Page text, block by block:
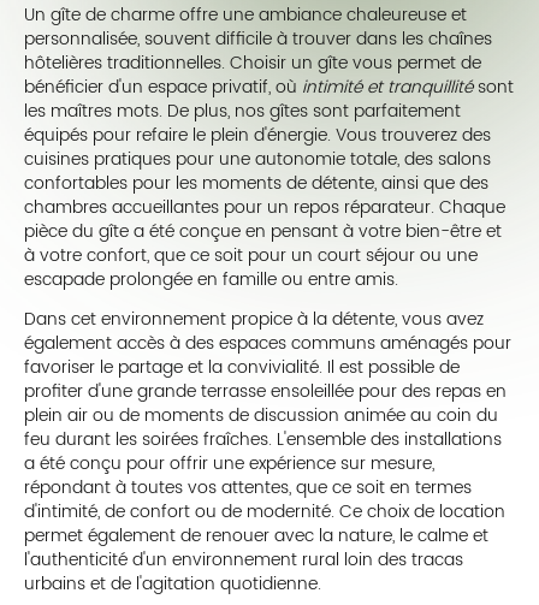
Un gîte de charme offre une ambiance chaleureuse et
personnalisée, souvent difficile à trouver dans les chaînes
hôtelières traditionnelles. Choisir un gîte vous permet de
bénéficier d'un espace privatif, où intimité et tranquillitésont
les maîtres mots. De plus, nos gîtes sont parfaitement
équipés pour refaire le plein d'énergie. Vous trouverez des
cuisines pratiques pour une autonomie totale, des salons
confortables pour les moments de détente, ainsi que des
chambres accueillantes pour un repos réparateur. Chaque
pièce du gîte a été conçue en pensant à votre bien-être et
à votre confort, que ce soit pour un court séjour ou une
escapade prolongée en famille ou entre amis.
Dans cet environnement propice à la détente, vous avez
également accès à des espaces communs aménagés pour
favoriser le partage et la convivialité. Il est possible de
profiter d'une grande terrasse ensoleillée pour des repas en
plein air ou de moments de discussion animée au coin du
feu durant les soirées fraîches. L'ensemble des installations
a été conçu pour offrir une expérience sur mesure,
répondant à toutes vos attentes, que ce soit en termes
d'intimité, de confort ou de modernité. Ce choix de location
permet également de renouer avec la nature, le calme et
l'authenticité d'un environnement rural loin des tracas
urbains et de l'agitation quotidienne.